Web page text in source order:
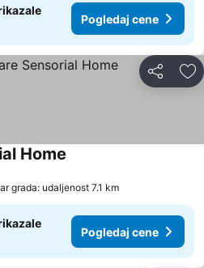
Pogledaj cene
Deli
Home
grada: udaljenost 7.1 km
Pogledaj cene